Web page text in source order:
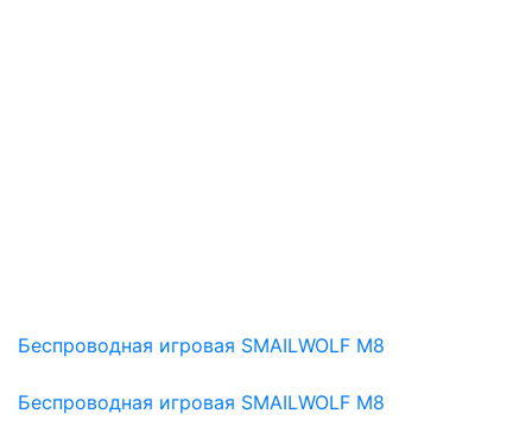
Беспроводная игровая SMAILWOLF M8
Беспроводная игровая SMAILWOLF M8